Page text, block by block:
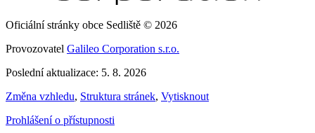
Oficiální stránky obce Sedliště © 2026
Provozovatel Galileo Corporation s.r.o.
Poslední aktualizace: 5. 8. 2026
Změna vzhledu, Struktura stránek, Vytisknout
Prohlášení o přístupnosti